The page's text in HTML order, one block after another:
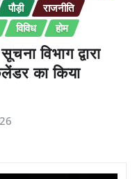
पौड़ी
राजनीति
विविध होम
विभाग द्वारा
का किया